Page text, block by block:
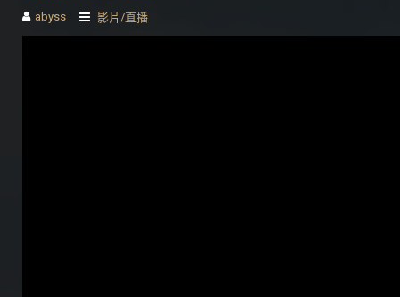
abyss 影片/直播